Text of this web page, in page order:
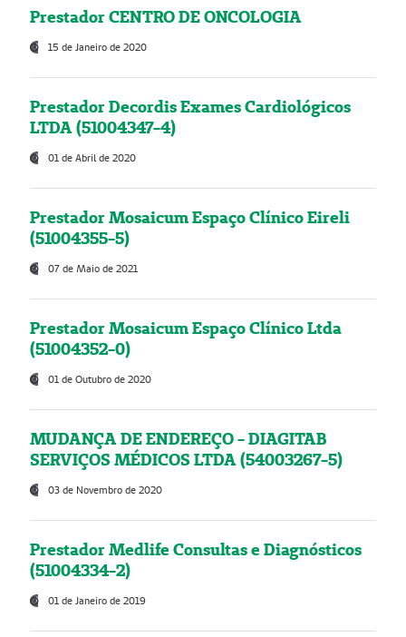
Prestador CENTRO DE ONCOLOGIA
15 de Janeiro de 2020
Prestador Decordis Exames Cardiológicos
LTDA (51004347-4)
01 de Abril de 2020
Prestador Mosaicum Espaço Clínico Eireli
(51004355-5)
07 de Maio de 2021
Prestador Mosaicum Espaço Clínico Ltda
(51004352-0)
01 de Outubro de 2020
MUDANÇA DE ENDEREÇO - DIAGITAB
SERVIÇOS MÉDICOS LTDA (54003267-5)
03 de Novembro de 2020
Prestador Medlife Consultas e Diagnósticos
(51004334-2)
01 de Janeiro de 2019